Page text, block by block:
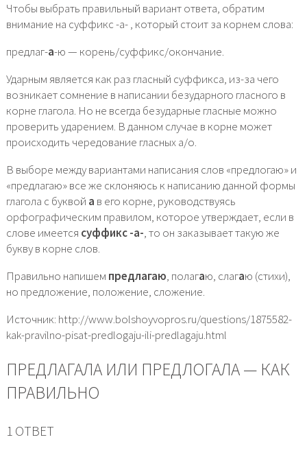
Чтобы выбрать правильный вариант ответа, обратим
внимание на суффикс -а- , который стоит за корнем слова:
предлаг-а-ю — корень/суффикс/окончание.
Ударным является как раз гласный суффикса, из-за чего
возникает сомнение в написании безударного гласного в
корне глагола. Но не всегда безударные гласные можно
проверить ударением. В данном случае в корне может
происходить чередование гласных а/о.
В выборе между вариантами написания слов «предлогаю» и
«предлагаю» все же склоняюсь к написанию данной формы
глагола с буквой а в его корне, руководствуясь
орфографическим правилом, которое утверждает, если в
слове имеется суффикс -а-, то он заказывает такую же
букву в корне слов.
Правильно напишем предлагаю, полагаю, слагаю (стихи),
но предложение, положение, сложение.
Источник: http://www.bolshoyvopros.ru/questions/1875582-
kak-pravilno-pisat-predlogaju-ili-predlagaju.html
ПРЕДЛАГАЛА ИЛИ ПРЕДЛОГАЛА — КАК
ПРАВИЛЬНО
1 ОТВЕТ